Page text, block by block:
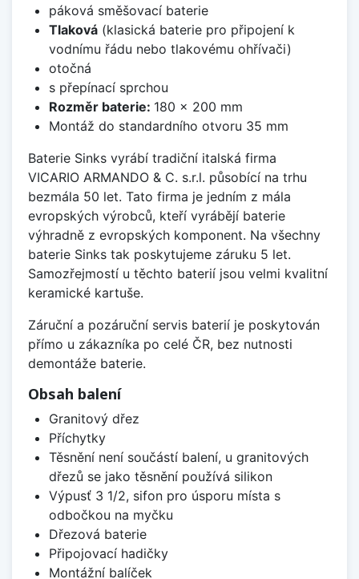
páková směšovací baterie
Tlaková(klasická baterie pro připojení k
vodnímu řádu nebo tlakovému ohřívači)
otočná
s přepínací sprchou
Rozměr baterie: 180 x 200 mm
Montáž do standardního otvoru 35 mm
Baterie Sinks vyrábí tradiční italská firma
VICARIO ARMANDO & C. s.r.l. působící na trhu
bezmála 50 let. Tato firma je jedním z mála
evropských výrobců, kteří vyrábějí baterie
výhradně z evropských komponent. Na všechny
baterie Sinks tak poskytujeme záruku 5 let.
Samozřejmostí u těchto baterií jsou velmi kvalitní
keramické kartuše.
Záruční a pozáruční servis baterií je poskytován
přímo u zákazníka po celé ČR, bez nutnosti
demontáže baterie.
Obsah balení
Granitový dřez
Příchytky
Těsnění není součástí balení, u granitových
dřezů se jako těsnění používá silikon
Výpusť 3 1/2, sifon pro úsporu místa s
odbočkou na myčku
Dřezová baterie
Připojovací hadičky
Montážní balíček